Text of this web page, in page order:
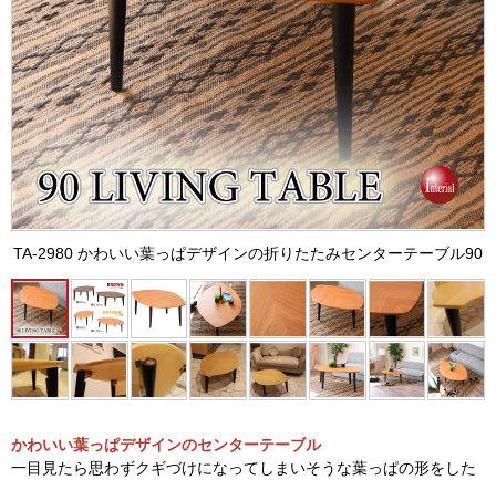
TA-2980 かわいい葉っぱデザインの折りたたみセンターテーブル90
かわいい葉っぱデザインのセンターテーブル
一目見たら思わずクギづけになってしまいそうな葉っぱの形をした